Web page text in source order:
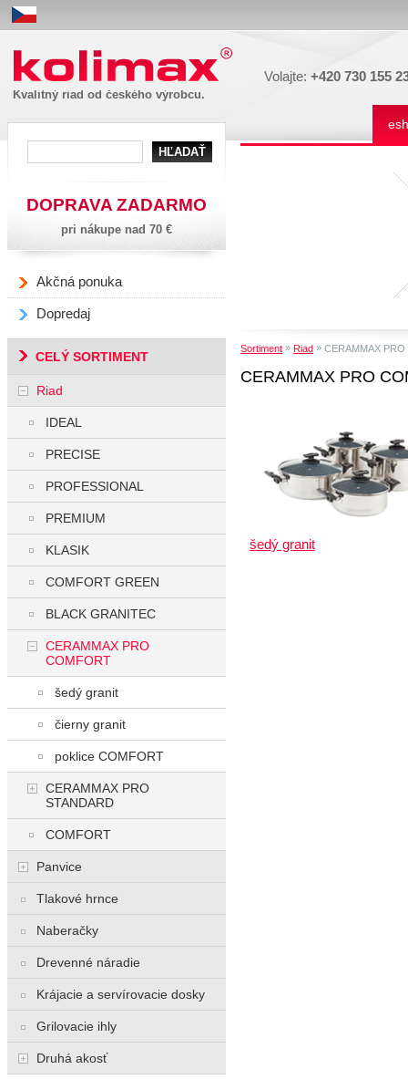
Kolimax
Sortiment » Riad » CERAMMAX
CERAMMAX PRO
šedý granit
DOPRAVA ZADARMO
pri nákupe nad 70 €
Akčná ponuka
Dopredaj
CELÝ SORTIMENT
Riad
IDEAL
PRECISE
PROFESSIONAL
PREMIUM
KLASIK
COMFORT GREEN
BLACK GRANITEC
CERAMMAX PRO
COMFORT
šedý granit
čierny granit
poklice COMFORT
CERAMMAX PRO
STANDARD
COMFORT
Panvice
Tlakové hrnce
Naberačky
Drevenné náradie
Krájacie a servírovacie dosky
Grilovacie ihly
Druhá akosť
Kvalitný riad od českého výrobcu.
Volajte: +420 730 155